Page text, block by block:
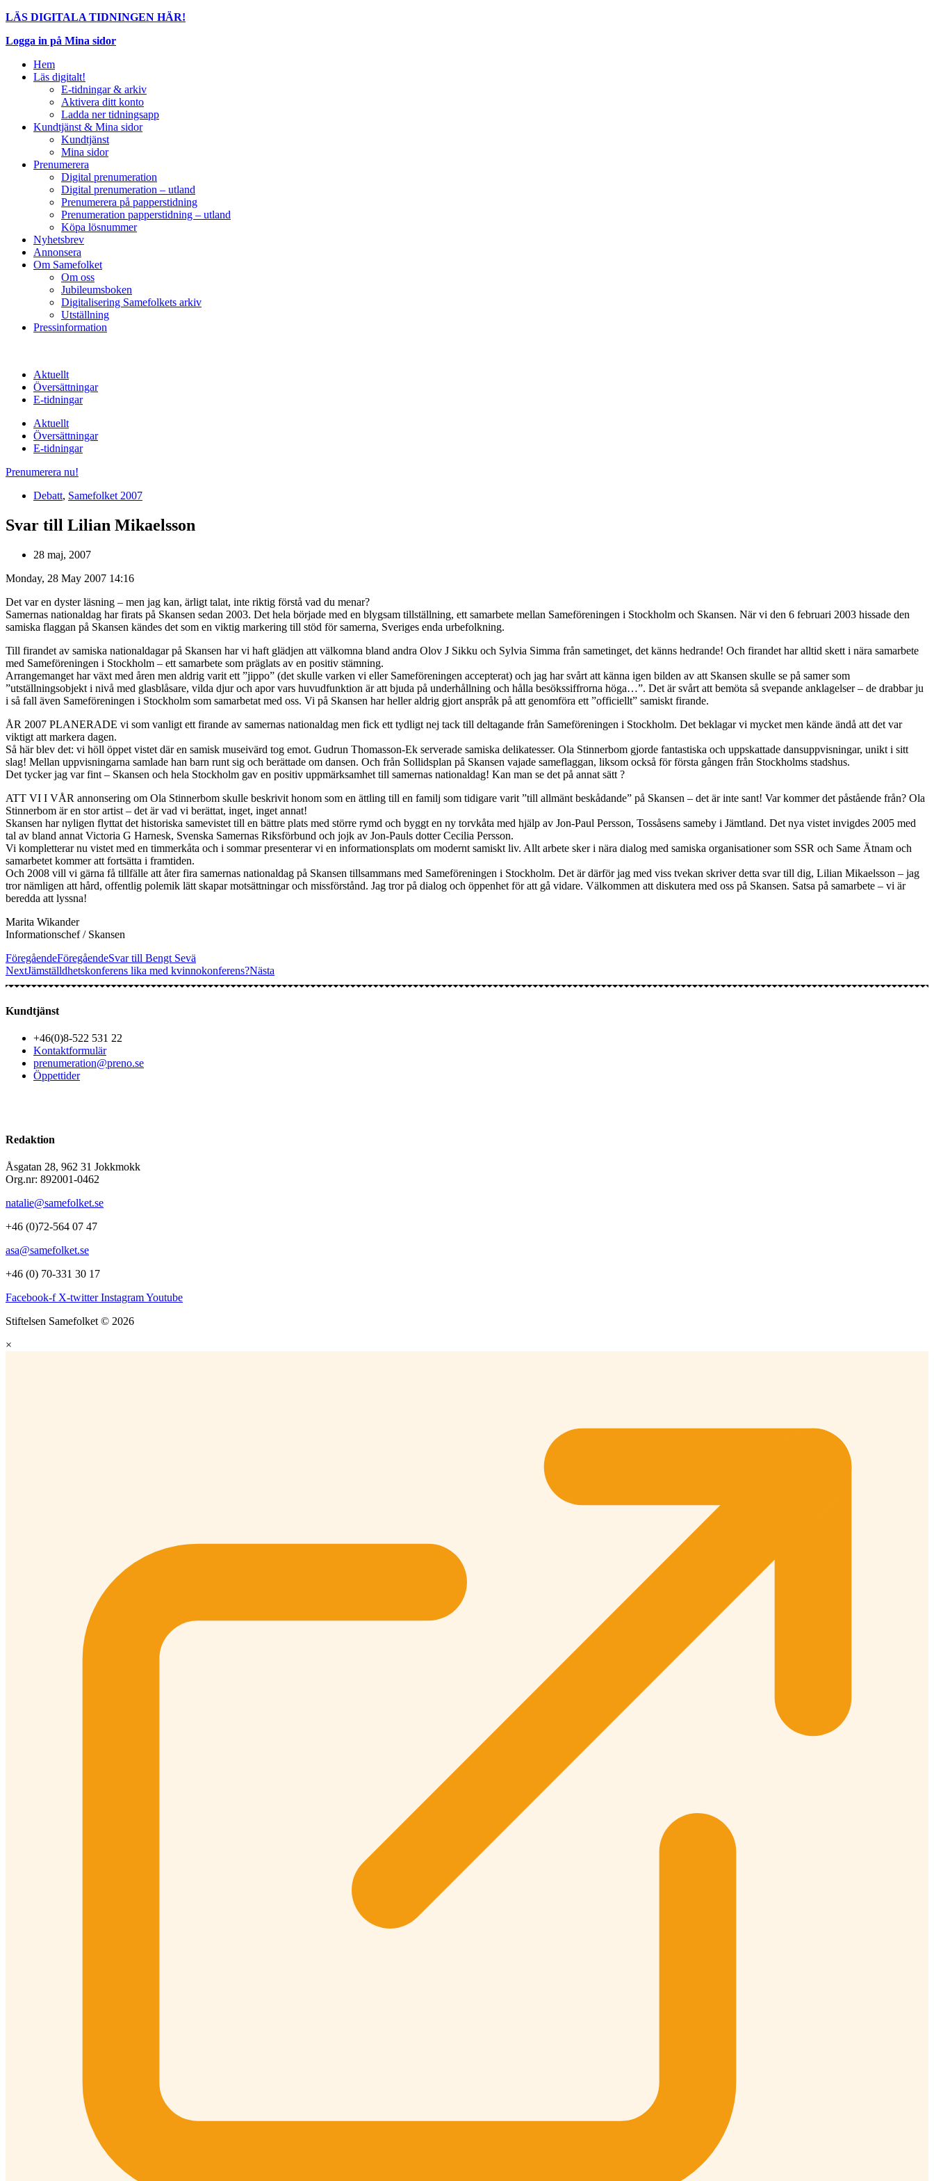
LÄS DIGITALA TIDNINGEN HÄR!
Logga in på Mina sidor
Hem
Läs digitalt!
E-tidningar & arkiv
Aktivera ditt konto
Ladda ner tidningsapp
Kundtjänst & Mina sidor
Kundtjänst
Mina sidor
Prenumerera
Digital prenumeration
Digital prenumeration – utland
Prenumerera på papperstidning
Prenumeration papperstidning – utland
Köpa lösnummer
Nyhetsbrev
Annonsera
Om Samefolket
Om oss
Jubileumsboken
Digitalisering Samefolkets arkiv
Utställning
Pressinformation
Aktuellt
Översättningar
E-tidningar
Aktuellt
Översättningar
E-tidningar
Prenumerera nu!
Debatt, Samefolket 2007
Svar till Lilian Mikaelsson
28 maj, 2007
Monday, 28 May 2007 14:16
Det var en dyster läsning – men jag kan, ärligt talat, inte riktig förstå vad du menar?
Samernas nationaldag har firats på Skansen sedan 2003. Det hela började med en blygsam tillställning, ett samarbete mellan Sameföreningen i Stockholm och Skansen. När vi den 6 februari 2003 hissade den
samiska flaggan på Skansen kändes det som en viktig markering till stöd för samerna, Sveriges enda urbefolkning.
Till firandet av samiska nationaldagar på Skansen har vi haft glädjen att välkomna bland andra Olov J Sikku och Sylvia Simma från sametinget, det känns hedrande! Och firandet har alltid skett i nära samarbete
med Sameföreningen i Stockholm – ett samarbete som präglats av en positiv stämning.
Arrangemanget har växt med åren men aldrig varit ett ”jippo” (det skulle varken vi eller Sameföreningen accepterat) och jag har svårt att känna igen bilden av att Skansen skulle se på samer som
”utställningsobjekt i nivå med glasblåsare, vilda djur och apor vars huvudfunktion är att bjuda på underhållning och hålla besökssiffrorna höga…”. Det är svårt att bemöta så svepande anklagelser – de drabbar ju
i så fall även Sameföreningen i Stockholm som samarbetat med oss. Vi på Skansen har heller aldrig gjort anspråk på att genomföra ett ”officiellt” samiskt firande.
ÅR 2007 PLANERADE vi som vanligt ett firande av samernas nationaldag men fick ett tydligt nej tack till deltagande från Sameföreningen i Stockholm. Det beklagar vi mycket men kände ändå att det var
viktigt att markera dagen.
Så här blev det: vi höll öppet vistet där en samisk museivärd tog emot. Gudrun Thomasson-Ek serverade samiska delikatesser. Ola Stinnerbom gjorde fantastiska och uppskattade dansuppvisningar, unikt i sitt
slag! Mellan uppvisningarna samlade han barn runt sig och berättade om dansen. Och från Sollidsplan på Skansen vajade sameflaggan, liksom också för första gången från Stockholms stadshus.
Det tycker jag var fint – Skansen och hela Stockholm gav en positiv uppmärksamhet till samernas nationaldag! Kan man se det på annat sätt ?
ATT VI I VÅR annonsering om Ola Stinnerbom skulle beskrivit honom som en ättling till en familj som tidigare varit ”till allmänt beskådande” på Skansen – det är inte sant! Var kommer det påstående från? Ola
Stinnerbom är en stor artist – det är vad vi berättat, inget, inget annat!
Skansen har nyligen flyttat det historiska samevistet till en bättre plats med större rymd och byggt en ny torvkåta med hjälp av Jon-Paul Persson, Tossåsens sameby i Jämtland. Det nya vistet invigdes 2005 med
tal av bland annat Victoria G Harnesk, Svenska Samernas Riksförbund och jojk av Jon-Pauls dotter Cecilia Persson.
Vi kompletterar nu vistet med en timmerkåta och i sommar presenterar vi en informationsplats om modernt samiskt liv. Allt arbete sker i nära dialog med samiska organisationer som SSR och Same Ätnam och
samarbetet kommer att fortsätta i framtiden.
Och 2008 vill vi gärna få tillfälle att åter fira samernas nationaldag på Skansen tillsammans med Sameföreningen i Stockholm. Det är därför jag med viss tvekan skriver detta svar till dig, Lilian Mikaelsson – jag
tror nämligen att hård, offentlig polemik lätt skapar motsättningar och missförstånd. Jag tror på dialog och öppenhet för att gå vidare. Välkommen att diskutera med oss på Skansen. Satsa på samarbete – vi är
beredda att lyssna!
Marita Wikander
Informationschef / Skansen
FöregåendeFöregåendeSvar till Bengt Sevä
NextJämställdhetskonferens lika med kvinnokonferens?Nästa
Kundtjänst
+46(0)8-522 531 22
Kontaktformulär
prenumeration@preno.se
Öppettider
Redaktion
Åsgatan 28, 962 31 Jokkmokk
Org.nr: 892001-0462
natalie@samefolket.se
+46 (0)72-564 07 47
asa@samefolket.se
+46 (0) 70-331 30 17
Facebook-f X-twitter InstagramYoutube
Stiftelsen Samefolket © 2026
×